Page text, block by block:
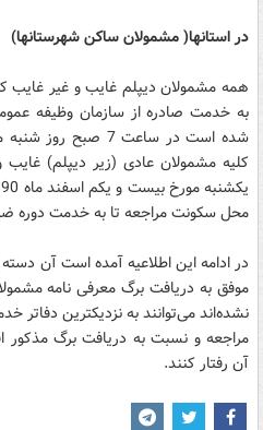
در استانها( مشمولان ساکن شهرستانها)
همه مشمولان دیپلم غایب و غیر غایب
محل سکونت مراجعه تا به خدمت دوره
در ادامه این اطلاعیه آمده است آن
موفق به دریافت برگ معرفی نامه
مراجعه و نسبت به دریافت برگ مذکور
آن رفتار کنند.